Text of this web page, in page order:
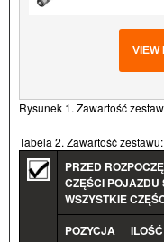
VIEW
Rysunek 1. Zawartość
Tabela 2. Zawartość
PRZED
CZĘŚCI POJAZDU
WSZYSTKIE
POZYCJA
ILOŚĆ